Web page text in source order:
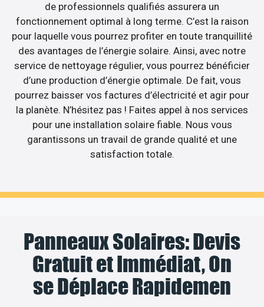
de professionnels qualifiés assurera un
fonctionnement optimal à long terme. C’est la raison
pour laquelle vous pourrez profiter en toute tranquillité
des avantages de l’énergie solaire. Ainsi, avec notre
service de nettoyage régulier, vous pourrez bénéficier
d’une production d’énergie optimale. De fait, vous
pourrez baisser vos factures d’électricité et agir pour
la planète. N’hésitez pas ! Faites appel à nos services
pour une installation solaire fiable. Nous vous
garantissons un travail de grande qualité et une
satisfaction totale.
Panneaux Solaires: Devis
Gratuit et Immédiat, On
se Déplace Rapidemen